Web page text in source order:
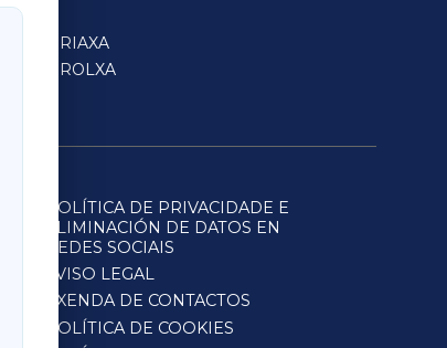
SARRIAXA
FERROLXA
POLÍTICA DE PRIVACIDADE E
ELIMINACIÓN DE DATOS EN
REDES SOCIAIS
AVISO LEGAL
AXENDA DE CONTACTOS
POLÍTICA DE COOKIES